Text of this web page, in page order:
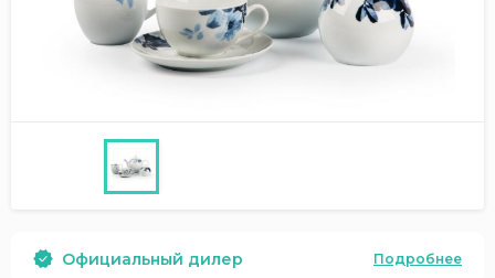
Официальный дилер Подробнее